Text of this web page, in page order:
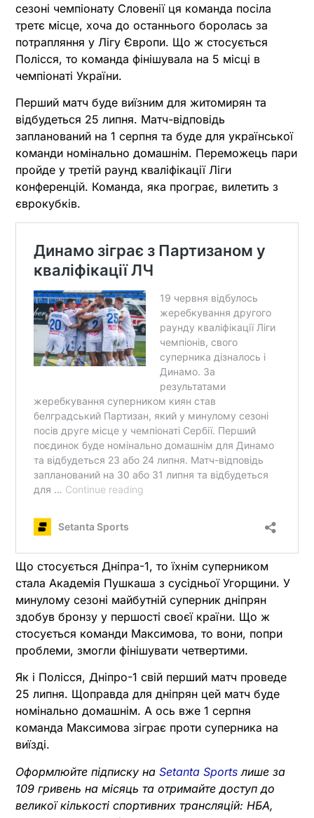
сезоні чемпіонату Словенії ця команда посіла
третє місце, хоча до останнього боролась за
потрапляння у Лігу Європи. Що ж стосується
Полісся, то команда фінішувала на 5 місці в
чемпіонаті України.
Перший матч буде виїзним для житомирян та
відбудеться 25 липня. Матч-відповідь
запланований на 1 серпня та буде для української
команди номінально домашнім. Переможець пари
пройде у третій раунд кваліфікації Ліги
конференцій. Команда, яка програє, вилетить з
єврокубків.
Що стосується Дніпра-1, то їхнім суперником
стала Академія Пушкаша з сусідньої Угорщини. У
минулому сезоні майбутній суперник дніпрян
здобув бронзу у першості своєї країни. Що ж
стосується команди Максимова, то вони, попри
проблеми, змогли фінішувати четвертими.
Як і Полісся, Дніпро-1 свій перший матч проведе
25 липня. Щоправда для дніпрян цей матч буде
номінально домашнім. А ось вже 1 серпня
команда Максимова зіграє проти суперника на
виїзді.
Оформлюйте підписку на Setanta Sports лише за
109 гривень на місяць та отримайте доступ до
великої кількості спортивних трансляцій: НБА,